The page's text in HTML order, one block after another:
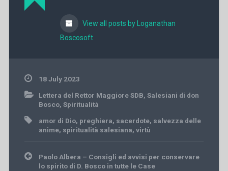
View all posts by Loganathan
Boscosoft
18 July 2023
Lettera del Rettor Maggiore SDB, Salesiani di don
Bosco, Spiritualità
amor di Dio, preghiera, sacerdote, salvezza delle
anime, spiritualità salesiana, virtù
Post
navigation
Paolo Albera – Consigli ed avvisi per conservare
lo spirito di D. Bosco in tutte le Case